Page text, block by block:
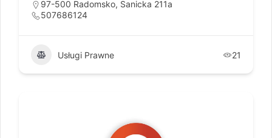
97-500 Radomsko, Sanicka 211a
507686124
Usługi Prawne 21